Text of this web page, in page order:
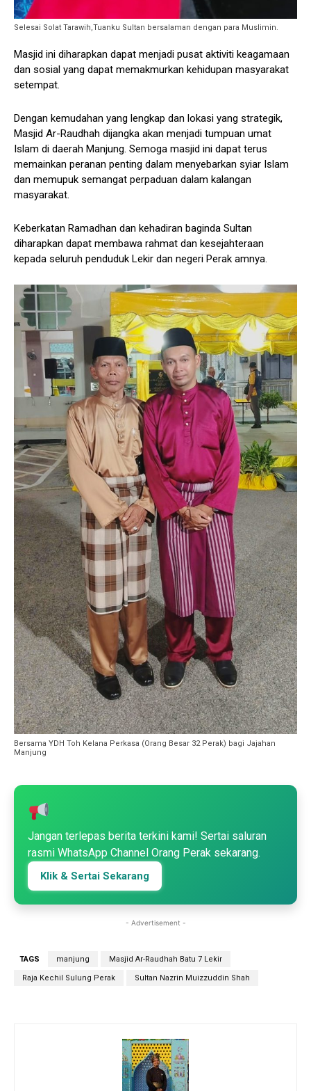
Selesai Solat Tarawih,Tuanku Sultan bersalaman dengan para Muslimin.
Masjid ini diharapkan dapat menjadi pusat aktiviti keagamaan
dan sosial yang dapat memakmurkan kehidupan masyarakat
setempat.
Dengan kemudahan yang lengkap dan lokasi yang strategik,
Masjid Ar-Raudhah dijangka akan menjadi tumpuan umat
Islam di daerah Manjung. Semoga masjid ini dapat terus
memainkan peranan penting dalam menyebarkan syiar Islam
dan memupuk semangat perpaduan dalam kalangan
masyarakat.
Keberkatan Ramadhan dan kehadiran baginda Sultan
diharapkan dapat membawa rahmat dan kesejahteraan
kepada seluruh penduduk Lekir dan negeri Perak amnya.
Bersama YDH Toh Kelana Perkasa (Orang Besar 32 Perak) bagi Jajahan
Manjung
Jangan terlepas berita terkini kami! Sertai saluran
rasmi WhatsApp Channel Orang Perak sekarang.
Klik & Sertai Sekarang
- Advertisement -
TAGS manjung Masjid Ar-Raudhah Batu 7 Lekir
Raja Kechil Sulung Perak Sultan Nazrin Muizzuddin Shah